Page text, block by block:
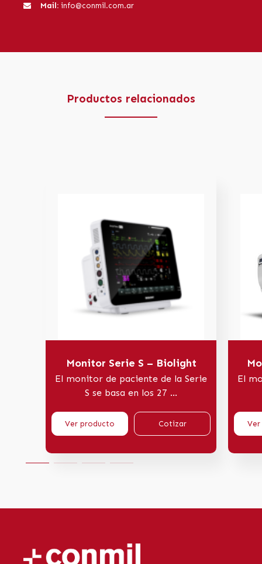
Mail:info@conmil.com.ar
Productos relacionados
Monitor Serie S – Biolight
El monitor de paciente de la Serie
S se basa en los 27 ...
Ver producto Cotizar
El